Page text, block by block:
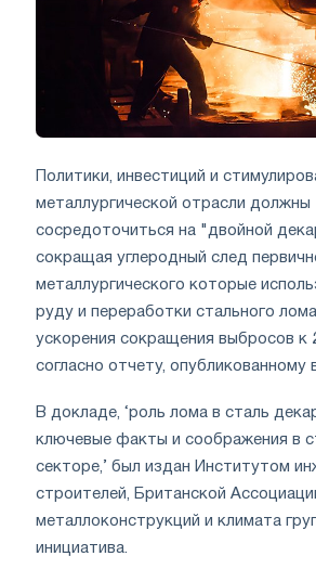
Политики, инвестиций и
металлургической отрасли должны
сосредоточиться на "двойной
сокращая углеродный след
металлургического которые
руду и переработки стального
ускорения сокращения выбросов к
согласно отчету, опубликованному
В докладе, ‘роль лома в сталь
ключевые факты и соображения в
секторе,’ был издан Институтом
строителей, Британской
металлоконструкций и климата
инициатива.